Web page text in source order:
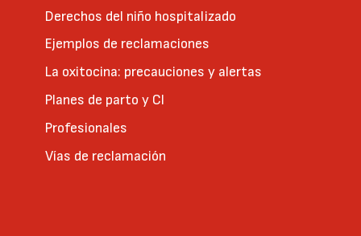
Derechos del niño hospitalizado
Ejemplos de reclamaciones
La oxitocina: precauciones y alertas
Planes de parto y CI
Profesionales
Vías de reclamación